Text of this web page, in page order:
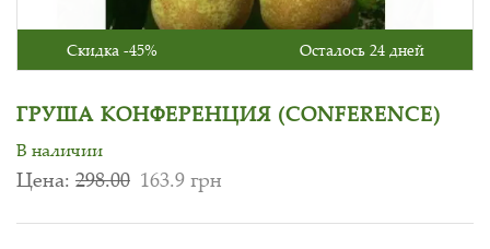
Скидка -45% Осталось 24 дней
ГРУША КОНФЕРЕНЦИЯ (CONFERENCE)
В наличии
Цена: 298.00 163.9 грн